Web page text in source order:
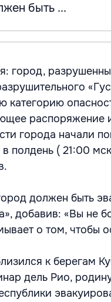
быть ...
город,
категорию
города начали
полдень ( 21:00
должен быть
добавив: «Вы не
о том, чтобы
к берегам
дель Рио,